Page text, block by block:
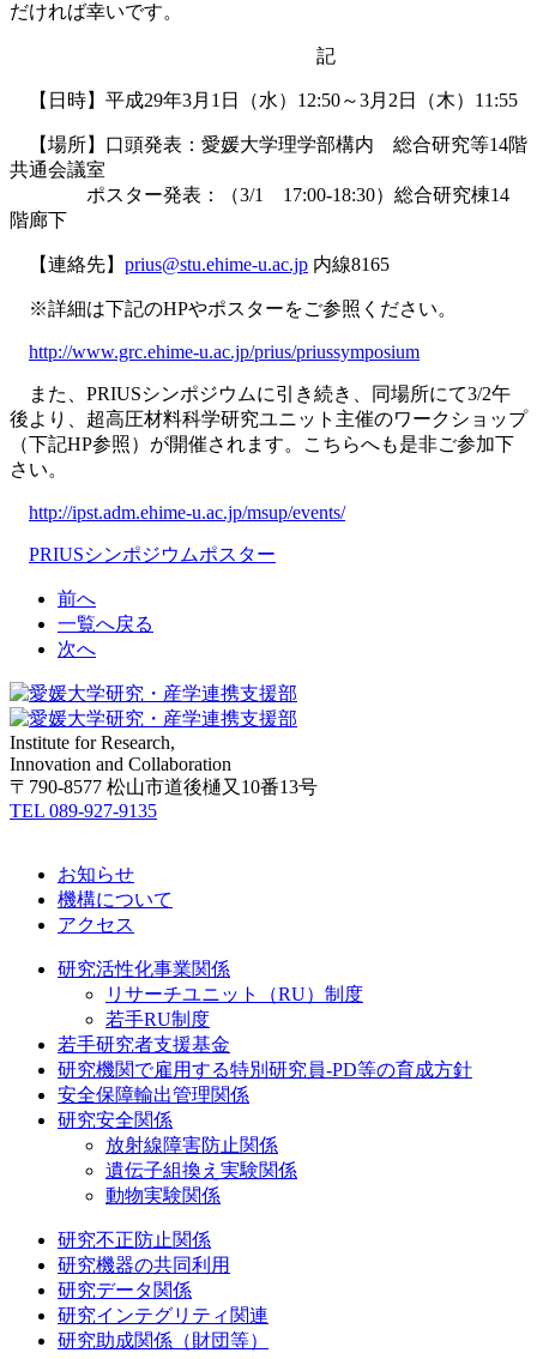
だければ幸いです。
記
【日時】平成29年3月1日（水）12:50～3月2日（木）11:55
【場所】口頭発表：愛媛大学理学部構内 総合研究等14階
共通会議室
ポスター発表：（3/1 17:00-18:30）総合研究棟14
階廊下
【連絡先】 prius@stu.ehime-u.ac.jp 内線8165
※詳細は下記のHPやポスターをご参照ください。
http://www.grc.ehime-u.ac.jp/prius/priussymposium
また、PRIUSシンポジウムに引き続き、同場所にて3/2午
後より、超高圧材料科学研究ユニット主催のワークショップ
（下記HP参照）が開催されます。こちらへも是非ご参加下
さい。
http://ipst.adm.ehime-u.ac.jp/msup/events/
PRIUSシンポジウムポスター
前へ
一覧へ戻る
次へ
Institute for Research,
Innovation and Collaboration
〒790-8577 松山市道後樋又10番13号
TEL 089-927-9135
お知らせ
機構について
アクセス
研究活性化事業関係
リサーチユニット（RU）制度
若手RU制度
若手研究者支援基金
研究機関で雇用する特別研究員-PD等の育成方針
安全保障輸出管理関係
研究安全関係
放射線障害防止関係
遺伝子組換え実験関係
動物実験関係
研究不正防止関係
研究機器の共同利用
研究データ関係
研究インテグリティ関連
研究助成関係（財団等）